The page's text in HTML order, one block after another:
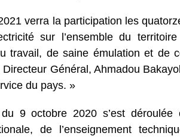
verra la participation les
sur l’ensemble du
travail, de saine émulation et de
Général, Ahmadou
du pays. »
9 octobre 2020 s’est
de l’enseignement